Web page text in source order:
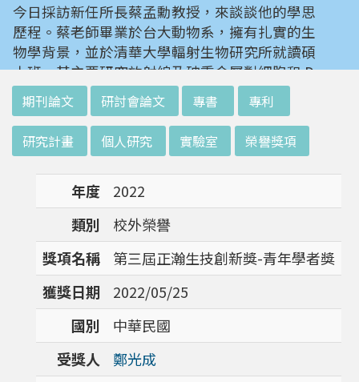
今日採訪新任所長蔡孟勳教授，來談談他的學思
歷程。蔡老師畢業於台大動物系，擁有扎實的生
物學背景，並於清華大學輻射生物研究所就讀碩
士班。其主要研究放射線及砷重金屬對細胞和 D
NA 的傷害及細胞表型的改變。就讀陽明大學博
士班時，選定研究長期暴露於低劑量輻射鋼筋下
對人體的影響，並比較其他國家高劑量暴露下的
不同影響。在美國國家衛生研究院從事博士後研
究時，開始了以微陣列技術探討致癌物質，如重
金屬以及輻射線等對腫瘤細胞的影響，同時有效
率分析以及整合生物晶片所產出之大數據。蔡老
師於1996年回到台灣大學任教後，繼續以生物
晶片搭配生物資訊等為工具，開發專一性生物指
標，應用於精準農業以及偵測癌細胞轉移或復發
等在精準醫療上的應用。同時，蔡老師運用次世
代定序瞭解台灣乳癌病患中基因體中的變異以及
演化，試圖瞭解癌症復發機制。同時透過次世代
定序解出台灣帝雉全基因體資訊。這樣的訊息是
只能從基因組分析而無法從生態調查得知，在在
期刊論文 研討會論文 專書 專利
研究計畫 個人研究 實驗室 榮譽獎項
年度
2022
類別
校外榮譽
獎項名稱
第三屆正瀚生技創新獎-青年學者獎
獲獎日期
2022/05/25
國別
中華民國
受獎人
鄭光成